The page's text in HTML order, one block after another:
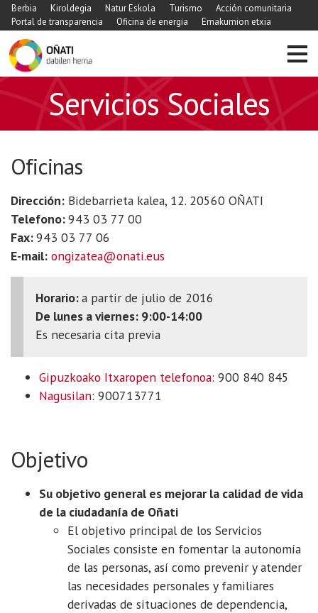
Berbia Kiroldegia Natur Eskola Turismo
Acción comunitaria
Portal de transparencia
Oficina de energia Emakumion etxia
Servicios Sociales
Oficinas
Dirección: Bidebarrieta kalea, 12. 20560 OÑATI
Telefono:943 03 77 00
Fax:943 03 77 06
E-mail: ongizatea@onati.eus
Horario:a partir de julio de 2016
De lunes a viernes: 9:00-14:00
Es necesaria cita previa
Gipuzkoako Itxaropen telefonoa: 900 840 845
Nagusilan: 900713771
Objetivo
Su objetivo general es mejorar la calidad de vida
de la ciudadanía de Oñati
El objetivo principal de los Servicios
Sociales consiste en fomentar la autonomía
de las personas, así como prevenir y atender
las necesidades personales y familiares
derivadas de situaciones de dependencia,